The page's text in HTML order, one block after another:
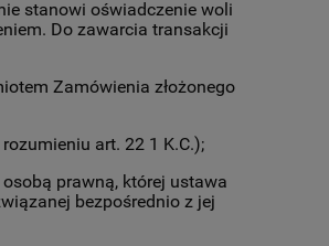
stanowi oświadczenie woli
Do zawarcia transakcji
Zamówienia złożonego
art. 22 1 K.C.);
prawną, której ustawa
bezpośrednio z jej